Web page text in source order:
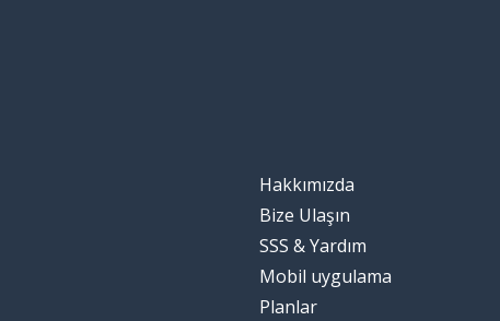
Hakkımızda
Bize Ulaşın
SSS & Yardım
Mobil uygulama
Planlar